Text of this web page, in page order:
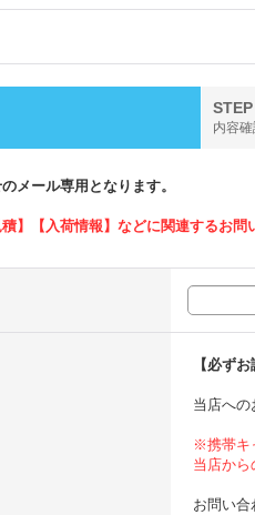
内容
メール専用となります。
積】【入荷情報】などに関連するお
【必ず
当店への
※携帯キ
当店から
お問い合